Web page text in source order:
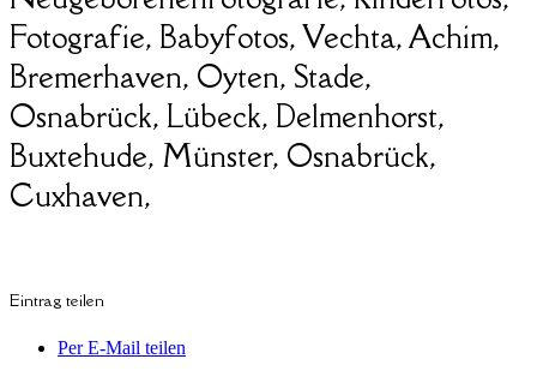
Fotografie, Babyfotos, Vechta, Achim,
Bremerhaven, Oyten, Stade,
Osnabrück, Lübeck, Delmenhorst,
Buxtehude, Münster, Osnabrück,
Cuxhaven,
Eintrag teilen
Per E-Mail teilen